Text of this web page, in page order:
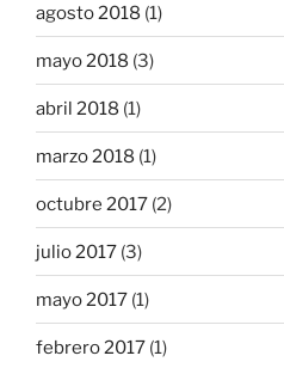
agosto 2018 (1)
mayo 2018 (3)
abril 2018 (1)
marzo 2018 (1)
octubre 2017 (2)
julio 2017 (3)
mayo 2017 (1)
febrero 2017 (1)